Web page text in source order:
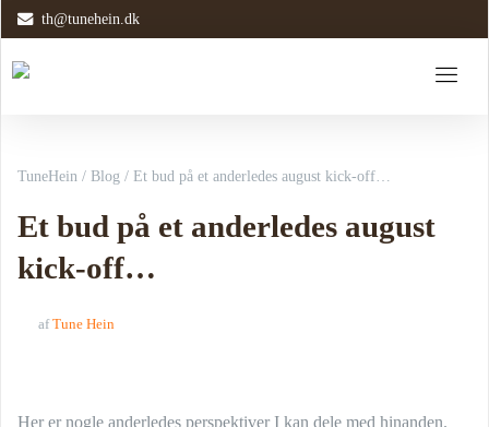
th@tunehein.dk
TuneHein / Blog / Et bud på et anderledes august kick-off…
Et bud på et anderledes august
kick-off…
af Tune Hein
Her er nogle anderledes perspektiver I kan dele med hinanden.